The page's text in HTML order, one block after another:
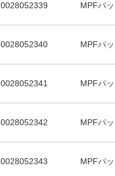
0028052339 MPFパ
0028052340 MPFパ
0028052341 MPFパ
0028052342 MPFパ
0028052343 MPFパ